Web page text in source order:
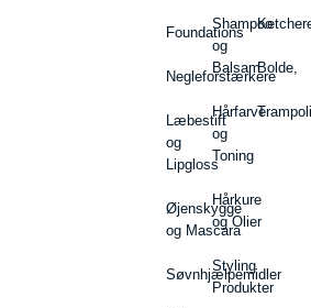
Foundations
Negleforstærkere
Læbestift
og
Lipgloss
Øjenskygge
og Mascara
Søvnhjælpemidler
Shampoo
og
Balsam
Hårfarve
og
Toning
Hårkure
og Olier
Styling
Produkter
Bolde,